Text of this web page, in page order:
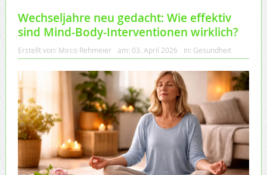
Wechseljahre neu gedacht: Wie effektiv
sind Mind-Body-Interventionen wirklich?
Erstellt von: Mirco Rehmeier am: 03. April 2026 In: Gesundheit